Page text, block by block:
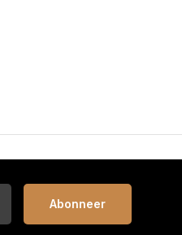
Abonneer